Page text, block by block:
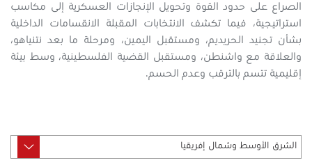
الصراع على حدود القوة وتحويل الإنجازات العسكرية إلى مكاسب
استراتيجية، فيما تكشف الانتخابات المقبلة الانقسامات الداخلية
بشأن تجنيد الحريديم، ومستقبل اليمين، ومرحلة ما بعد نتنياهو،
والعلاقة مع واشنطن، ومستقبل القضية الفلسطينية، وسط بيئة
إقليمية تتسم بالترقب وعدم الحسم.